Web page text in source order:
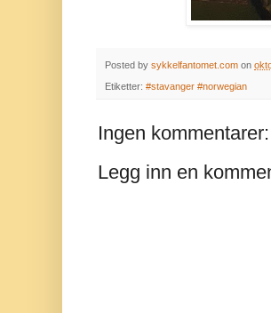
Posted by sykkelfantomet.com on
Etiketter: #stavanger #norwegian
Ingen kommentarer:
Legg inn en